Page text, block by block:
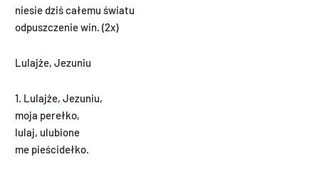
niesie dziś całemu światu
odpuszczenie win. (2x)
Lulajże, Jezuniu
1. Lulajże, Jezuniu,
moja perełko,
lulaj, ulubione
me pieścidełko.